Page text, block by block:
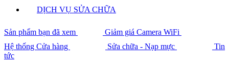
DỊCH VỤ SỬA CHỮA
Sản phẩm bạn đã xem
Giảm giá Camera WiFi
Hệ thống Cửa hàng
Sửa chữa - Nạp mực
Tin
tức